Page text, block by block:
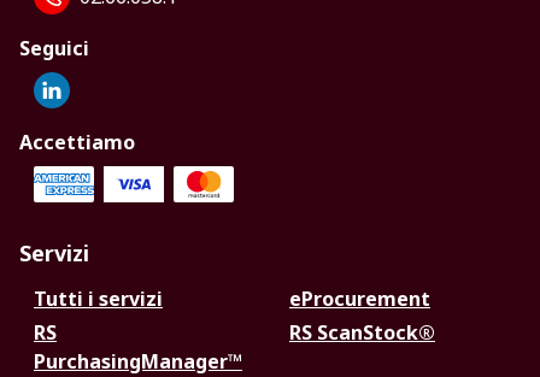
Seguici
Accettiamo
Servizi
Tutti i servizi
eProcurement
RS
PurchasingManager™
RS ScanStock®